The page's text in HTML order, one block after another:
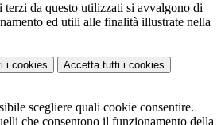
terzi da questo utilizzati si avvalgono di
ed utili alle finalità illustrate nella
i cookies Accetta tutti i cookies
scegliere quali cookie consentire.
che consentono il funzionamento della